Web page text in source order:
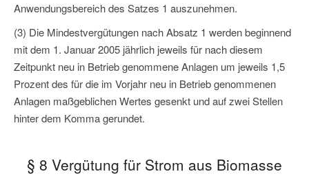
Anwendungsbereich des Satzes 1 auszunehmen.
(3) Die Mindestvergütungen nach Absatz 1 werden beginnend
mit dem 1. Januar 2005 jährlich jeweils für nach diesem
Zeitpunkt neu in Betrieb genommene Anlagen um jeweils 1,5
Prozent des für die im Vorjahr neu in Betrieb genommenen
Anlagen maßgeblichen Wertes gesenkt und auf zwei Stellen
hinter dem Komma gerundet.
§ 8 Vergütung für Strom aus Biomasse